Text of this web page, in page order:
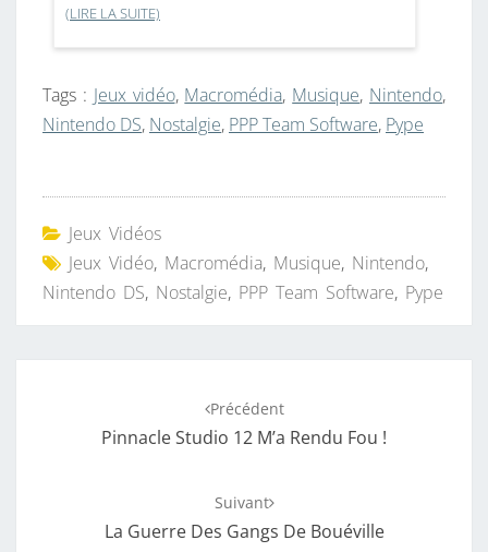
(LIRE LA SUITE)
Tags : Jeux vidéo, Macromédia, Musique, Nintendo,
Nintendo DS, Nostalgie, PPP Team Software, Pype
Jeux Vidéos
Jeux Vidéo, Macromédia, Musique, Nintendo,
Nintendo DS, Nostalgie, PPP Team Software, Pype
Précédent
Pinnacle Studio 12 M’a Rendu Fou !
Suivant
La Guerre Des Gangs De Bouéville